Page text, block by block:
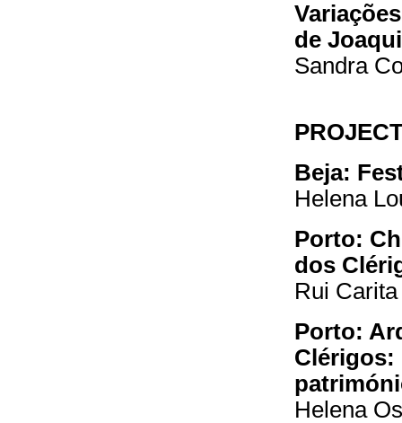
de
Sandra
Beja:
Helena
Porto:
dos
Rui Carita
Porto:
Clérigos:
Helena